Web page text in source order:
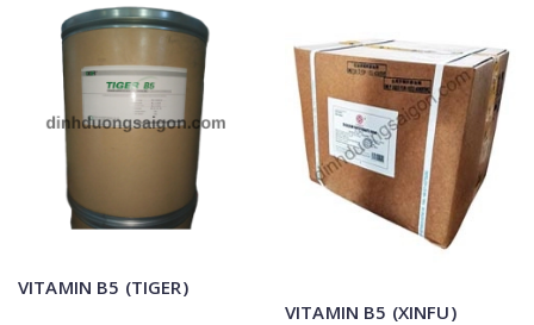
VITAMIN B5 (TIGER)
VITAMIN B5 (XINFU)